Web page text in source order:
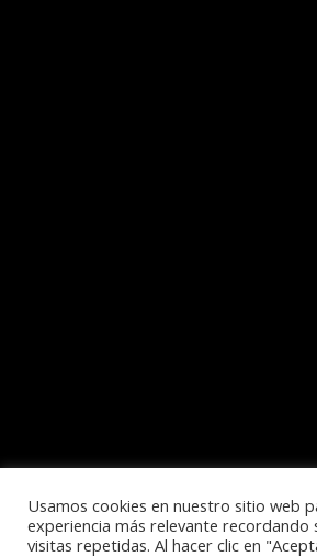
Usamos cookies en nuestro sitio web
experiencia más relevante recordando
visitas repetidas. Al hacer clic en